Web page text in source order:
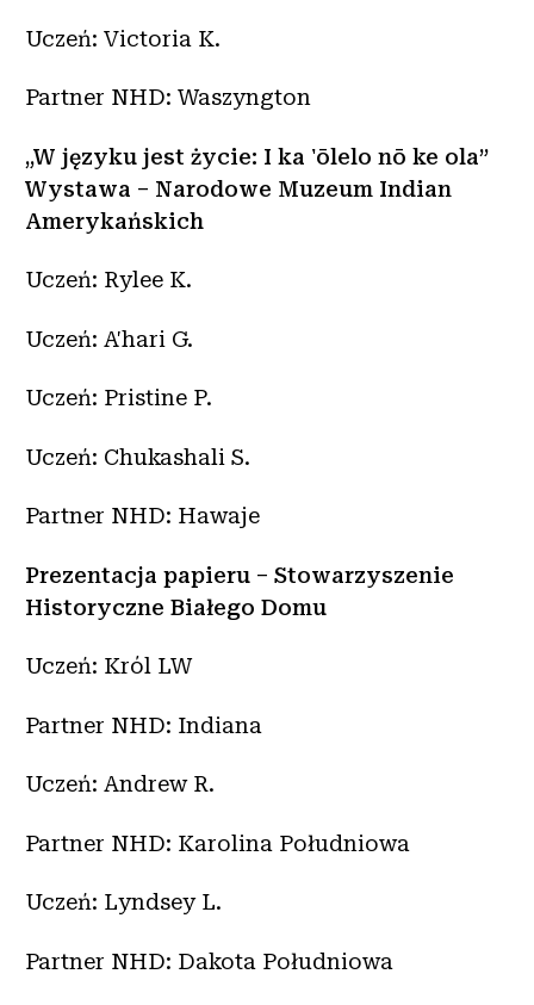
Uczeń: Victoria K.
Partner NHD: Waszyngton
„W języku jest życie: I ka 'ōlelo nō ke ola”
Wystawa – Narodowe Muzeum Indian
Amerykańskich
Uczeń: Rylee K.
Uczeń: A'hari G.
Uczeń: Pristine P.
Uczeń: Chukashali S.
Partner NHD: Hawaje
Prezentacja papieru – Stowarzyszenie
Historyczne Białego Domu
Uczeń: Król LW
Partner NHD: Indiana
Uczeń: Andrew R.
Partner NHD: Karolina Południowa
Uczeń: Lyndsey L.
Partner NHD: Dakota Południowa